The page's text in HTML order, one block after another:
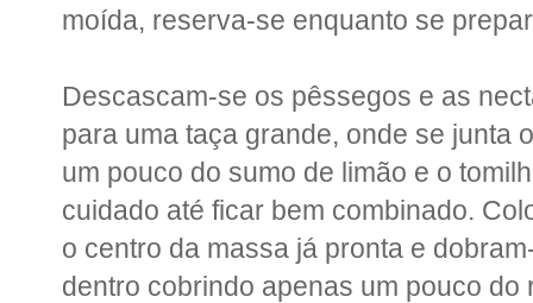
moída, reserva-se enquanto se
Descascam-se os pêssegos e as
para uma taça grande, onde se junta
um pouco do sumo de limão e o
cuidado até ficar bem combinado.
o centro da massa já pronta e
dentro cobrindo apenas um pouco do